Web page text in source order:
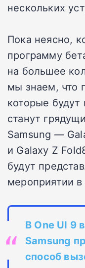
нескольких
Пока неясно,
программу
на большее
мы знаем, что
которые будут
станут
Samsung —
и Galaxy Z
будут
мероприятии
В One UI 9
Samsung
способ